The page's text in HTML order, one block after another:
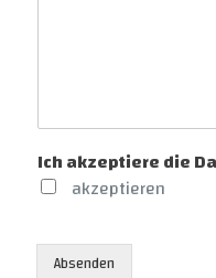
Ich akzeptiere die
akzeptieren
Absenden